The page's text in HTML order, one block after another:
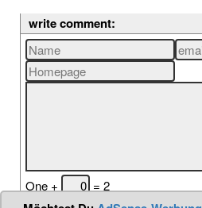
write comment:
One + = 2